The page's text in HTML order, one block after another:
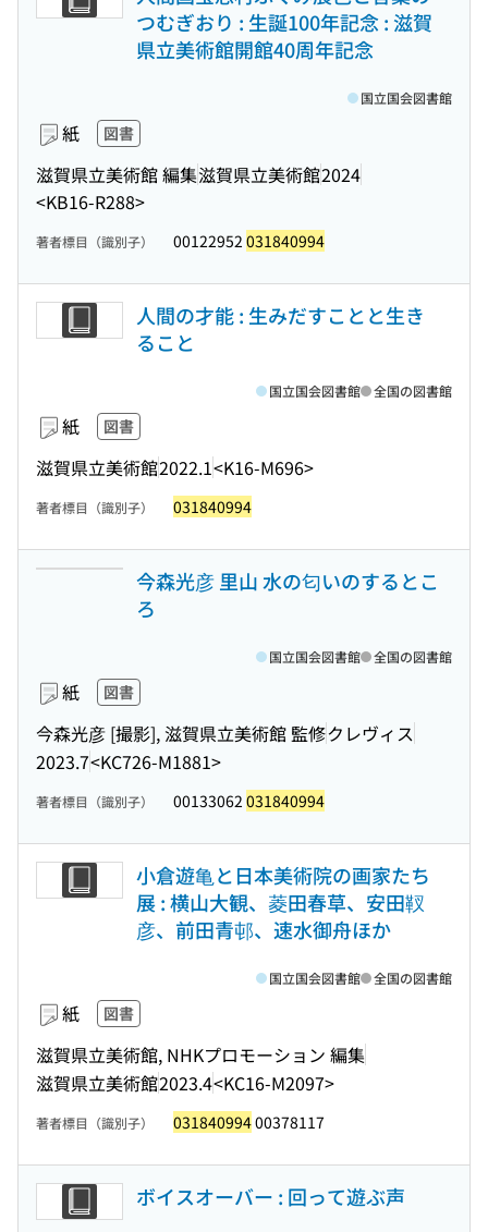
つむぎおり : 生誕100年記念 : 滋賀
県立美術館開館40周年記念
紙 図書
滋賀県立美術館 編集滋賀県立美術館2024
<KB16-R288>
国立国会図書館
著者標目（識別子） 00122952 031840994
人間の才能 : 生みだすことと生き
ること
紙 図書
滋賀県立美術館2022.1<K16-M696>
国立国会図書館 全国の図書館
著者標目（識別子） 031840994
今森光彦 里山 水の匂いのするとこ
ろ
紙 図書
今森光彦 [撮影], 滋賀県立美術館 監修クレヴィス
2023.7<KC726-M1881>
国立国会図書館 全国の図書館
著者標目（識別子） 00133062 031840994
小倉遊亀と日本美術院の画家たち
展 : 横山大観、菱田春草、安田靫
彦、前田青邨、速水御舟ほか
紙 図書
滋賀県立美術館, NHKプロモーション 編集
滋賀県立美術館2023.4<KC16-M2097>
国立国会図書館 全国の図書館
著者標目（識別子） 03184099400378117
ボイスオーバー : 回って遊ぶ声